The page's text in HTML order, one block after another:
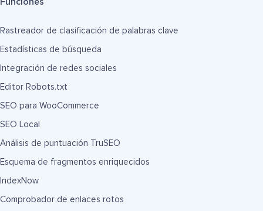
Funciones
Rastreador de clasificación de palabras clave
Estadísticas de búsqueda
Integración de redes sociales
Editor Robots.txt
SEO para WooCommerce
SEO Local
Análisis de puntuación TruSEO
Esquema de fragmentos enriquecidos
IndexNow
Comprobador de enlaces rotos